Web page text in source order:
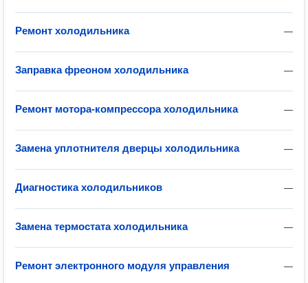
—
Ремонт холодильника
—
Заправка фреоном холодильника
—
Ремонт мотора-компрессора холодильника
—
Замена уплотнителя дверцы холодильника
—
Диагностика холодильников
—
Замена термостата холодильника
—
Ремонт электронного модуля управления